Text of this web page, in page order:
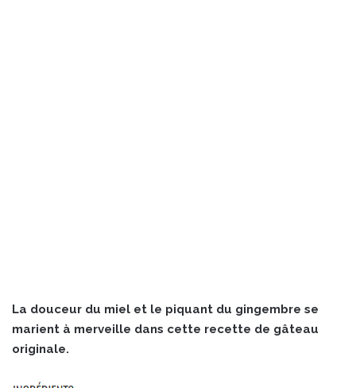
La douceur du miel et le piquant du gingembre se
marient à merveille dans cette recette de gâteau
originale.